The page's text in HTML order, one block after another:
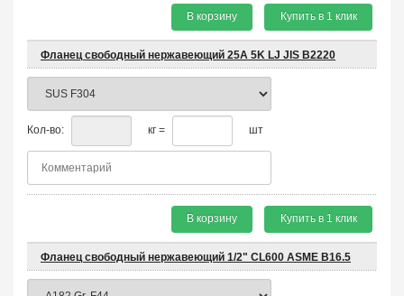
В корзину Купить в 1 клик
Фланец свободный нержавеющий 25A 5K LJ JIS B2220
Кол-во: кг = шт
В корзину Купить в 1 клик
Фланец свободный нержавеющий 1/2" CL600 ASME B16.5